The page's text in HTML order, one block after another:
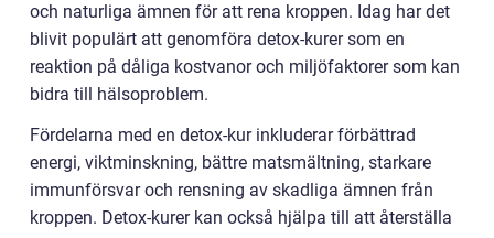
och naturliga ämnen för att rena kroppen. Idag har det
blivit populärt att genomföra detox-kurer som en
reaktion på dåliga kostvanor och miljöfaktorer som kan
bidra till hälsoproblem.
Fördelarna med en detox-kur inkluderar förbättrad
energi, viktminskning, bättre matsmältning, starkare
immunförsvar och rensning av skadliga ämnen från
kroppen. Detox-kurer kan också hjälpa till att återställa